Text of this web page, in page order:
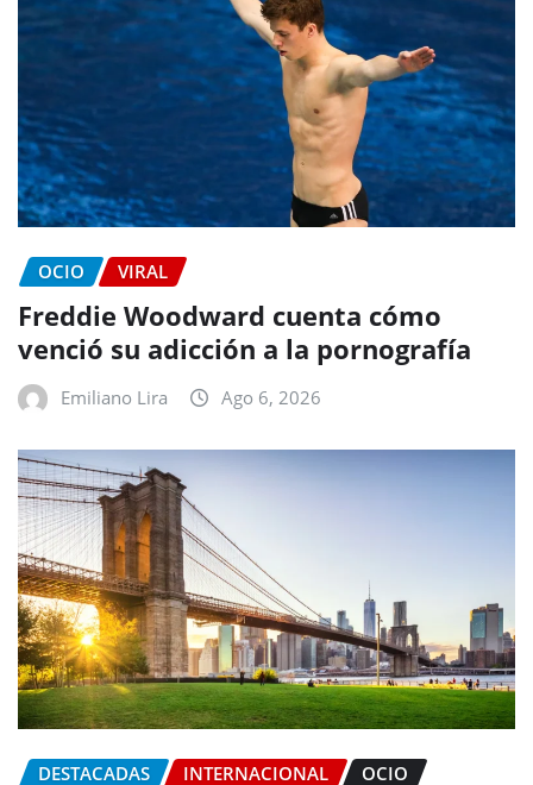
OCIO VIRAL
Freddie Woodward cuenta cómo
venció su adicción a la pornografía
Emiliano Lira Ago 6, 2026
DESTACADAS INTERNACIONAL OCIO